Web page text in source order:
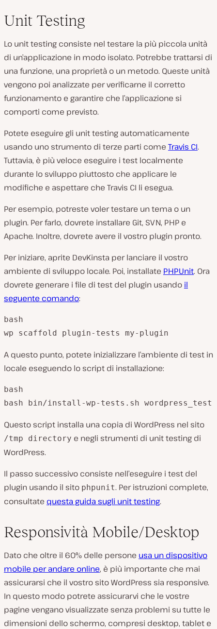
Unit Testing
Lo unit testing consiste nel testare la più piccola unità
di un’applicazione in modo isolato. Potrebbe trattarsi di
una funzione, una proprietà o un metodo. Queste unità
vengono poi analizzate per verificarne il corretto
funzionamento e garantire che l’applicazione si
comporti come previsto.
Potete eseguire gli unit testing automaticamente
usando uno strumento di terze parti come Travis CI.
Tuttavia, è più veloce eseguire i test localmente
durante lo sviluppo piuttosto che applicare le
modifiche e aspettare che Travis CI li esegua.
Per esempio, potreste voler testare un tema o un
plugin. Per farlo, dovrete installare Git, SVN, PHP e
Apache. Inoltre, dovrete avere il vostro plugin pronto.
Per iniziare, aprite DevKinsta per lanciare il vostro
ambiente di sviluppo locale. Poi, installate PHPUnit. Ora
dovrete generare i file di test del plugin usando il
seguente comando:
bash
wp scaffold plugin-tests my-plugin
A questo punto, potete inizializzare l’ambiente di test in
locale eseguendo lo script di installazione:
bash
bash bin/install-wp-tests.sh
Questo script installa una copia di WordPress nel sito
/tmp directory e negli strumenti di unit testing di
WordPress.
Il passo successivo consiste nell’eseguire i test del
plugin usando il sito phpunit. Per istruzioni complete,
consultate questa guida sugli unit testing.
Responsività Mobile/Desktop
Dato che oltre il 60% delle persone usa un dispositivo
mobile per andare online, è più importante che mai
assicurarsi che il vostro sito WordPress sia responsive.
In questo modo potrete assicurarvi che le vostre
pagine vengano visualizzate senza problemi su tutte le
dimensioni dello schermo, compresi desktop, tablet e